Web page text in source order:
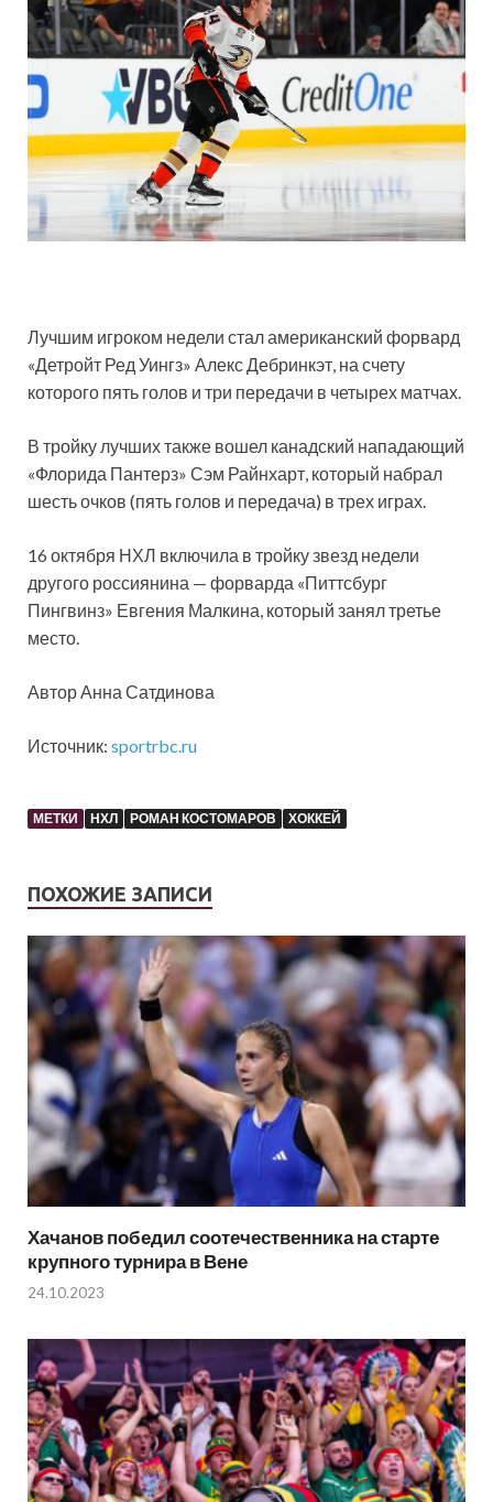
Лучшим игроком недели стал американский форвард
«Детройт Ред Уингз» Алекс Дебринкэт, на счету
которого пять голов и три передачи в четырех матчах.
В тройку лучших также вошел канадский нападающий
«Флорида Пантерз» Сэм Райнхарт, который набрал
шесть очков (пять голов и передача) в трех играх.
16 октября НХЛ включила в тройку звезд недели
другого россиянина — форварда «Питтсбург
Пингвинз» Евгения Малкина, который занял третье
место.
Автор Анна Сатдинова
Источник: sportrbc.ru
МЕТКИ НХЛ РОМАН КОСТОМАРОВ ХОККЕЙ
ПОХОЖИЕ ЗАПИСИ
Хачанов победил соотечественника на старте
крупного турнира в Вене
24.10.2023